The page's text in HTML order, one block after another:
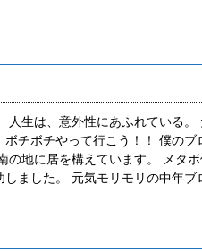
人生は、意外性にあふれている
ボチボチやって行こう！！ 僕の
の地に居を構えています。 メタ
ました。 元気モリモリの中年ブ